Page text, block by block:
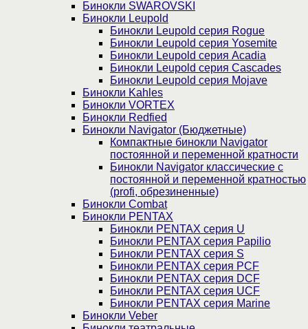
Бинокли SWAROVSKI
Бинокли Leupold
Бинокли Leupold серия Rogue
Бинокли Leupold серия Yosemite
Бинокли Leupold серия Acadia
Бинокли Leupold серия Cascades
Бинокли Leupold серия Mojave
Бинокли Kahles
Бинокли VORTEX
Бинокли Redfied
Бинокли Navigator (Бюджетные)
Компактные бинокли Navigator
постоянной и переменной кратности
Бинокли Navigator классические с
постоянной и переменной кратностью
(profi, обрезиненные)
Бинокли Combat
Бинокли PENTAX
Бинокли PENTAX серия U
Бинокли PENTAX серия Papilio
Бинокли PENTAX серия S
Бинокли PENTAX серия PCF
Бинокли PENTAX серия DCF
Бинокли PENTAX серия UCF
Бинокли PENTAX серия Marine
Бинокли Veber